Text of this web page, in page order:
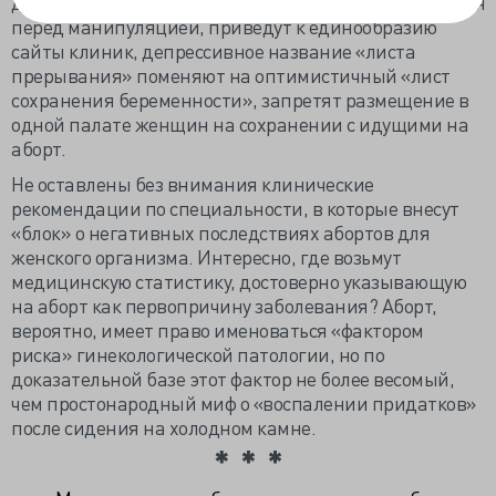
перед манипуляцией, приведут к единообразию
сайты клиник, депрессивное название «листа
прерывания» поменяют на оптимистичный «лист
сохранения беременности», запретят размещение в
одной палате женщин на сохранении с идущими на
аборт.
Не оставлены без внимания клинические
рекомендации по специальности, в которые внесут
«блок» о негативных последствиях абортов для
женского организма. Интересно, где возьмут
медицинскую статистику, достоверно указывающую
на аборт как первопричину заболевания? Аборт,
вероятно, имеет право именоваться «фактором
риска» гинекологической патологии, но по
доказательной базе этот фактор не более весомый,
чем простонародный миф о «воспалении придатков»
после сидения на холодном камне.